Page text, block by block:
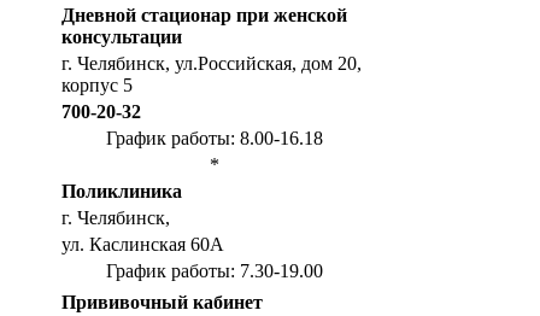
Дневной стационар при женской
консультации
г. Челябинск, ул.Российская, дом 20,
корпус 5
700-20-32
График работы: 8.00-16.18
*
Поликлиника
г. Челябинск,
ул. Каслинская 60А
График работы: 7.30-19.00
Прививочный кабинет